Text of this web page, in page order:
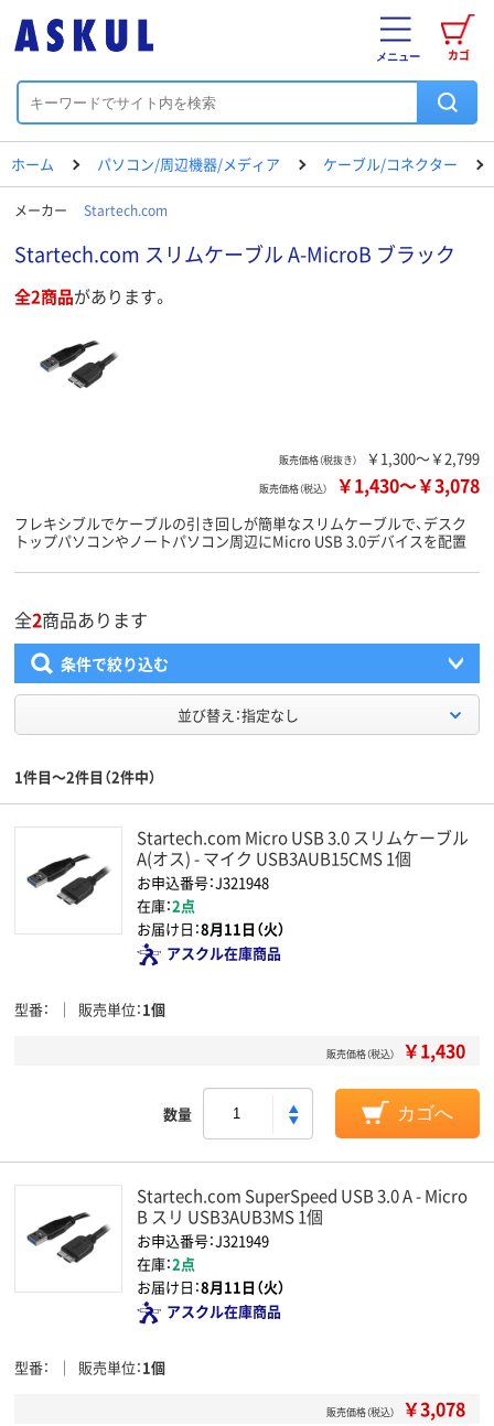
カゴ
メニュー
ホーム パソコン/周辺機器/メディア ケーブル/コネクター
メーカー Startech.com
Startech.com スリムケーブル A-MicroB ブラック
全2商品があります。
販売価格（税抜き） ￥1,300～￥2,799
販売価格（税込） ￥1,430～￥3,078
フレキシブルでケーブルの引き回しが簡単なスリムケーブルで、デスク
トップパソコンやノートパソコン周辺にMicro USB 3.0デバイスを配置
全2商品あります
条件で絞り込む
並び替え：指定なし
1件目～2件目（2件中）
Startech.com Micro USB 3.0 スリムケーブル
A(オス) - マイク USB3AUB15CMS 1個
お申込番号：J321948
在庫：2点
お届け日：8月11日（火）
アスクル在庫商品
型番 販売単位 1個
販売価格（税込） ￥1,430
数量 カゴへ
Startech.com SuperSpeed USB 3.0 A - Micro
B スリ USB3AUB3MS 1個
お申込番号：J321949
在庫：2点
お届け日：8月11日（火）
アスクル在庫商品
型番 販売単位 1個
販売価格（税込） ￥3,078